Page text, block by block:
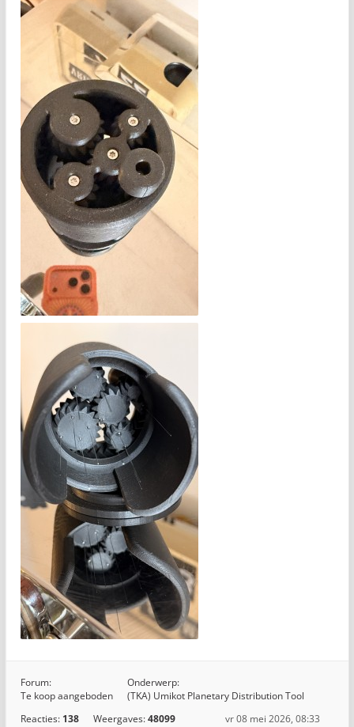
Forum:
Te koop aangeboden
Onderwerp:
(TKA) Umikot Planetary Distribution Tool
Reacties: 138 Weergaves:48099
vr 08 mei 2026, 08:33